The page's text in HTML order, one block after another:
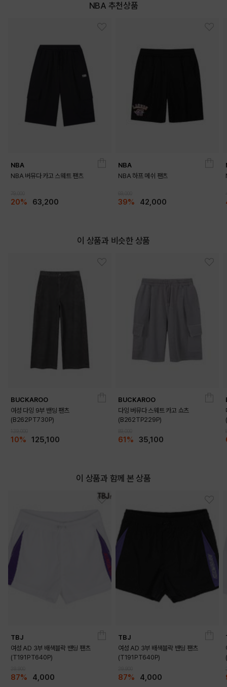
NBA 추천상품
NBA
NBA 버뮤다 카고 스웨트 팬츠
20% 63,200
NBA
NBA 하프 메쉬 팬츠
39% 42,000
이 상품과 비슷한 상품
BUCKAROO
여성 다잉 9부 밴딩 팬츠
(B262PT730P)
10% 125,100
BUCKAROO
다잉 버뮤다 스웨트 카고 쇼츠
(B262TP229P)
61% 35,100
이 상품과 함께 본 상품
TBJ
여성 AD 3부 배색블락 밴딩 팬츠
(T191PT640P)
87% 4,000
TBJ
여성 AD 3부 배색블락 밴딩 팬츠
(T191PT640P)
87% 4,000